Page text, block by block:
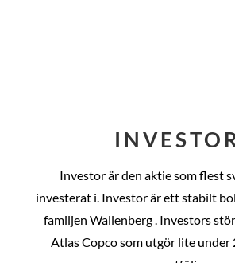
Investor är den aktie som flest
investerat i. Investor är ett stabilt
familjen Wallenberg . Investors
Atlas Copco som utgör lite under